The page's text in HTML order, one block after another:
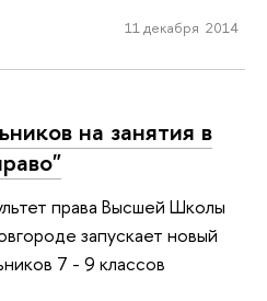
11 декабря 2014
на занятия в
права Высшей Школы
запускает новый
7 - 9 классов